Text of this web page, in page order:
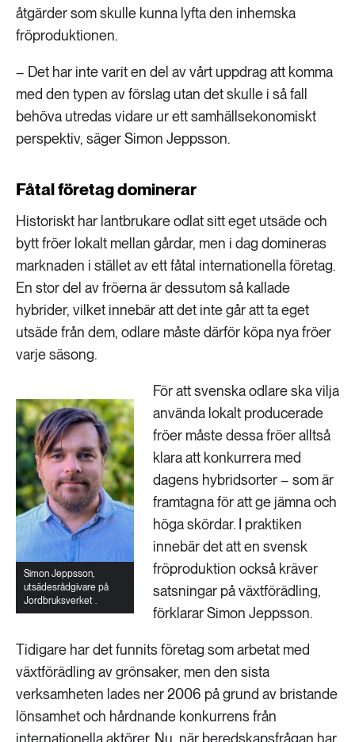
åtgärder som skulle kunna lyfta den inhemska
fröproduktionen.
– Det har inte varit en del av vårt uppdrag att komma
med den typen av förslag utan det skulle i så fall
behöva utredas vidare ur ett samhällsekonomiskt
perspektiv, säger Simon Jeppsson.
Fåtal företag dominerar
Historiskt har lantbrukare odlat sitt eget utsäde och
bytt fröer lokalt mellan gårdar, men i dag domineras
marknaden i stället av ett fåtal internationella företag.
En stor del av fröerna är dessutom så kallade
hybrider, vilket innebär att det inte går att ta eget
utsäde från dem, odlare måste därför köpa nya fröer
varje säsong.
Simon Jeppsson,
utsädesrådgivare på
Jordbruksverket .
För att svenska odlare ska vilja
använda lokalt producerade
fröer måste dessa fröer alltså
klara att konkurrera med
dagens hybridsorter – som är
framtagna för att ge jämna och
höga skördar. I praktiken
innebär det att en svensk
fröproduktion också kräver
satsningar på växtförädling,
förklarar Simon Jeppsson.
Tidigare har det funnits företag som arbetat med
växtförädling av grönsaker, men den sista
verksamheten lades ner 2006 på grund av bristande
lönsamhet och hårdnande konkurrens från
internationella aktörer. Nu, när beredskapsfrågan har